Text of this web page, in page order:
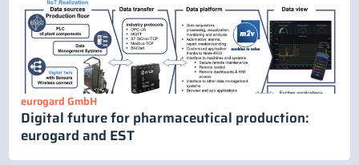
eurogard GmbH
Digital future for pharmaceutical production:
eurogard and EST